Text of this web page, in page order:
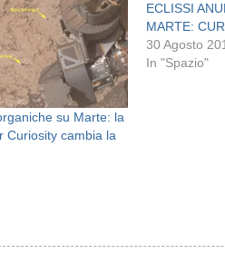
su Marte: la
Curiosity cambia la
ECLISSI
MARTE:
30 Agosto
In "Spazio"